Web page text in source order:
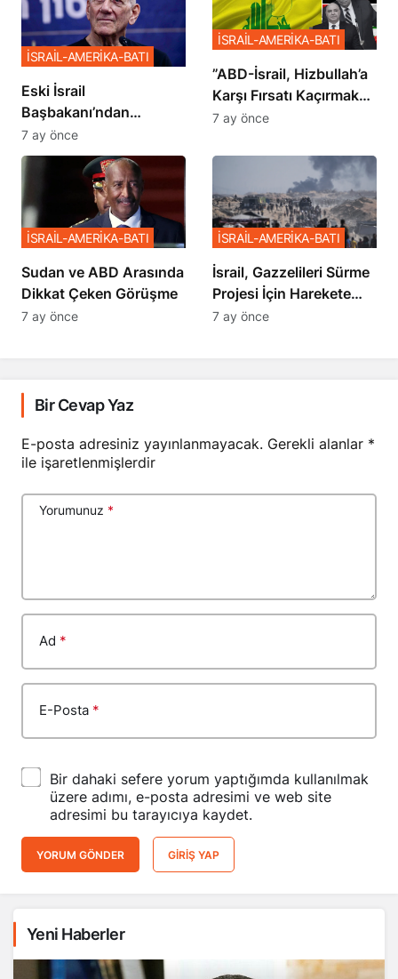
Eski İsrail
Başbakanı’ndan
Netanyahu’ya Ağır
Sözler
İSRAİL-AMERİKA-BATI
7 ay önce
​​​​​​​”ABD-İsrail, Hizbullah’a
Karşı Fırsatı Kaçırmak
İstemiyor”
İSRAİL-AMERİKA-BATI
7 ay önce
Sudan ve ABD Arasında
Dikkat Çeken Görüşme
İSRAİL-AMERİKA-BATI
7 ay önce
İsrail, Gazzelileri Sürme
Projesi İçin Harekete
Geçti
İSRAİL-AMERİKA-BATI
7 ay önce
Bir Cevap Yaz
E-posta adresiniz yayınlanmayacak. Gerekli alanlar *
ile işaretlenmişlerdir
Yorumunuz *
Ad *
E-Posta *
Bir dahaki sefere yorum yaptığımda kullanılmak
üzere adımı, e-posta adresimi ve web site
adresimi bu tarayıcıya kaydet.
YORUM GÖNDER GIRIŞ YAP
Yeni Haberler